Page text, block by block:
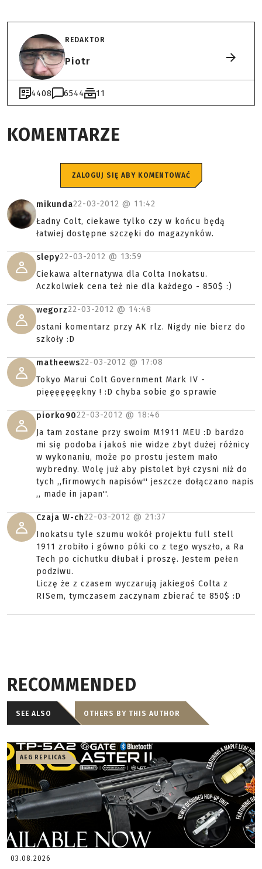
REDAKTOR
Piotr
4408 6544 11
KOMENTARZE
ZALOGUJ SIĘ ABY KOMENTOWAĆ
mikunda22-03-2012 @ 11:42
Ładny Colt, ciekawe tylko czy w końcu będą
łatwiej dostępne szczęki do magazynków.
slepy22-03-2012 @ 13:59
Ciekawa alternatywa dla Colta Inokatsu.
Aczkolwiek cena też nie dla każdego - 850$ :)
wegorz22-03-2012 @ 14:48
ostani komentarz przy AK rlz. Nigdy nie bierz do
szkoły :D
matheews22-03-2012 @ 17:08
Tokyo Marui Colt Government Mark IV -
pięęęęęęękny ! :D chyba sobie go sprawie
piorko9022-03-2012 @ 18:46
Ja tam zostane przy swoim M1911 MEU :D bardzo
mi się podoba i jakoś nie widze zbyt dużej różnicy
w wykonaniu, może po prostu jestem mało
wybredny. Wolę już aby pistolet był czysni niż do
tych ,,firmowych napisów'' jeszcze dołączano napis
,, made in japan''.
Czaja W-ch22-03-2012 @ 21:37
Inokatsu tyle szumu wokół projektu full stell
1911 zrobiło i gówno póki co z tego wyszło, a Ra
Tech po cichutku dłubał i proszę. Jestem pełen
podziwu.
Liczę że z czasem wyczarują jakiegoś Colta z
RISem, tymczasem zaczynam zbierać te 850$ :D
RECOMMENDED
SEE ALSO OTHERS BY THIS AUTHOR
AEG REPLICAS
03.08.2026